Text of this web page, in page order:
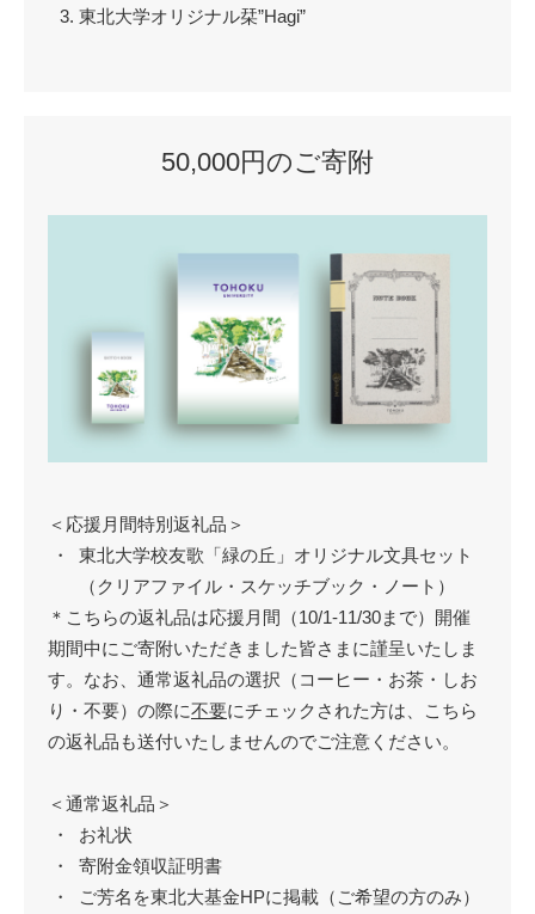
東北大学オリジナル栞”Hagi”
50,000円のご寄附
＜応援月間特別返礼品＞
東北大学校友歌「緑の丘」オリジナル文具セット
（クリアファイル・スケッチブック・ノート）
＊こちらの返礼品は応援月間（10/1-11/30まで）開催
期間中にご寄附いただきました皆さまに謹呈いたしま
す。なお、通常返礼品の選択（コーヒー・お茶・しお
り・不要）の際に不要にチェックされた方は、こちら
の返礼品も送付いたしませんのでご注意ください。
＜通常返礼品＞
お礼状
寄附金領収証明書
ご芳名を東北大基金HPに掲載（ご希望の方のみ）